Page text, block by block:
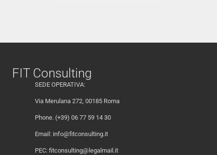
FIT Consulting
SEDE OPERATIVA:
Via Merulana 272, 00185 Roma
Phone. (+39) 06 77 59 14 30
Email: info@fitconsulting.it
PEC: fitconsulting@legalmail.it